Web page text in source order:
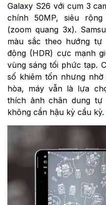
Galaxy S26 với cụm 3
chính 50MP, siêu
(zoom quang 3x).
màu sắc theo hướng
động (HDR) cực mạnh
vùng sáng tối phức tạp.
số khiêm tốn nhưng
hòa, máy vẫn là lựa
thích ảnh chân dung
không cần hậu kỳ cầu kỳ.